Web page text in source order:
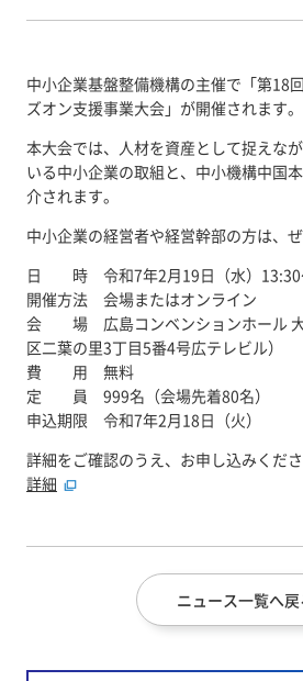
中小企業基盤整備機構の主催で「第18
ズオン支援事業大会」が開催されます。
本大会では、人材を資産として捉えな
いる中小企業の取組と、中小機構中国
介されます。
中小企業の経営者や経営幹部の方は、
日 時 令和7年2月19日（水）13:30
開催方法 会場またはオンライン
会 場 広島コンベンションホール 大
区二葉の里3丁目5番4号広テレビル）
費 用 無料
定 員 999名（会場先着80名）
申込期限 令和7年2月18日（火）
詳細をご確認のうえ、お申し込みくださ
詳細
ニュース一覧へ戻